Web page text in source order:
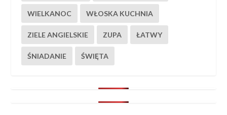
WIELKANOC WŁOSKA KUCHNIA
ZIELE ANGIELSKIE ZUPA ŁATWY
ŚNIADANIE ŚWIĘTA